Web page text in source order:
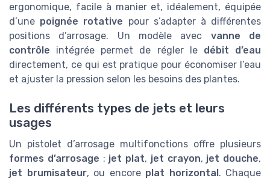
ergonomique, facile à manier et, idéalement, équipée
d’une poignée rotative pour s’adapter à différentes
positions d’arrosage. Un modèle avec vanne de
contrôle intégrée permet de régler le débit d’eau
directement, ce qui est pratique pour économiser l’eau
et ajuster la pression selon les besoins des plantes.
Les différents types de jets et leurs
usages
Un pistolet d’arrosage multifonctions offre plusieurs
formes d’arrosage : jet plat, jet crayon, jet douche,
jet brumisateur, ou encore plat horizontal . Chaque